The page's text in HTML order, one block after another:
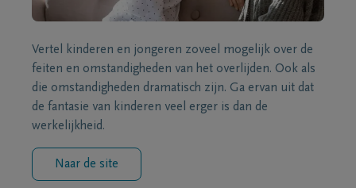
Vertel kinderen en jongeren zoveel mogelijk over de
feiten en omstandigheden van het overlijden. Ook als
die omstandigheden dramatisch zijn. Ga ervan uit dat
de fantasie van kinderen veel erger is dan de
werkelijkheid.
Naar de site